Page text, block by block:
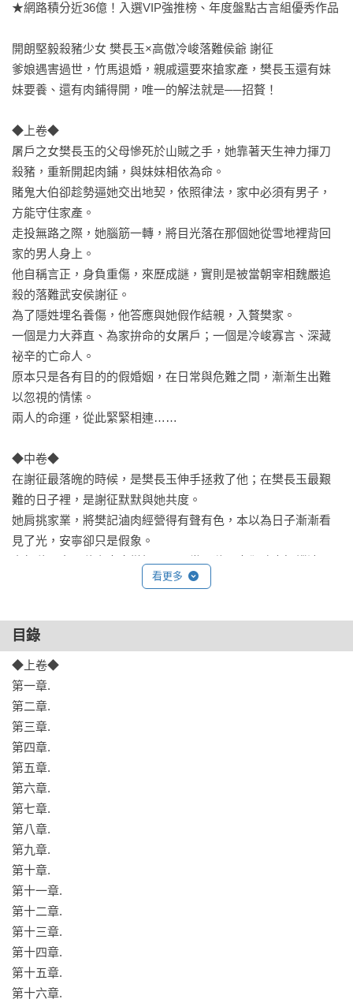
★網路積分近36億！入選VIP強推榜、年度盤點古言組優秀作品
開朗堅毅殺豬少女 樊長玉×高傲冷峻落難侯爺 謝征
爹娘遇害過世，竹馬退婚，親戚還要來搶家產，樊長玉還有妹
妹要養、還有肉鋪得開，唯一的解法就是──招贅！
◆上卷◆
屠戶之女樊長玉的父母慘死於山賊之手，她靠著天生神力揮刀
殺豬，重新開起肉鋪，與妹妹相依為命。
賭鬼大伯卻趁勢逼她交出地契，依照律法，家中必須有男子，
方能守住家產。
走投無路之際，她腦筋一轉，將目光落在那個她從雪地裡背回
家的男人身上。
他自稱言正，身負重傷，來歷成謎，實則是被當朝宰相魏嚴追
殺的落難武安侯謝征。
為了隱姓埋名養傷，他答應與她假作結親，入贅樊家。
一個是力大莽直、為家拚命的女屠戶；一個是冷峻寡言、深藏
祕辛的亡命人。
原本只是各有目的的假婚姻，在日常與危難之間，漸漸生出難
以忽視的情愫。
兩人的命運，從此緊緊相連……
◆中卷◆
在謝征最落魄的時候，是樊長玉伸手拯救了他；在樊長玉最艱
難的日子裡，是謝征默默與她共度。
她肩挑家業，將樊記滷肉經營得有聲有色，本以為日子漸漸看
見了光，安寧卻只是假象。
宰相魏嚴之子魏宣奉命徵糧，反王世子隨元青卻暗中操縱清平
縣令，刻意超徵，逼得百姓走投無路群起暴動，為謀逆鋪路。
會合。
樊長玉剛與謝征不歡而散，轉眼便得知他已被徵招入軍，心口
空落，不知此生是否還能再相見。
直至山匪劫掠那一夜，血光四起，她隻身奮戰，竭力護住年幼
的妹妹。
在她陷入絕境之時，驟然鐵蹄奔雷，萬箭齊發。
刀光交錯間，謝征帶兵呼嘯而至，將她從死境奪回，緊緊擁入
懷中……
◆下卷◆
隨元青曾被樊長玉設計擒下，反倒對她燃起興趣。
一場誤會，他將長玉的妹妹長寧視作謝征的女兒，為逼出武安
侯，竟狠毒俘虜稚童。
血雨腥風之夜，謝征為救長寧，橫戟破敵，卻被隨元青鎏金鳳
翅槍直刺入胸，鮮血頃刻染紅戰袍。
樊長玉輾轉上山尋夫，闖入軍營，只見謝征血痕斑駁，她悉心
照料，眼底滿是心疼。
謝征望著她神色間的溫柔與憐惜，心頭不由得悄然動搖，生出
綿密難言的癢意。
看更多
目錄
◆上卷◆
第一章.
第二章.
第三章.
第四章.
第五章.
第六章.
第七章.
第八章.
第九章.
第十章.
第十一章.
第十二章.
第十三章.
第十四章.
第十五章.
第十六章.